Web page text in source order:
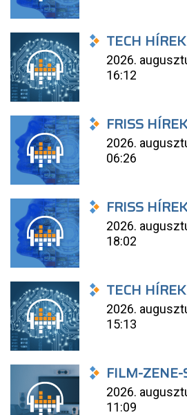
TECH HÍREK
2026.
16:12
FRISS
2026.
06:26
FRISS
2026.
18:02
TECH HÍREK
2026.
15:13
FILM-
2026.
11:09